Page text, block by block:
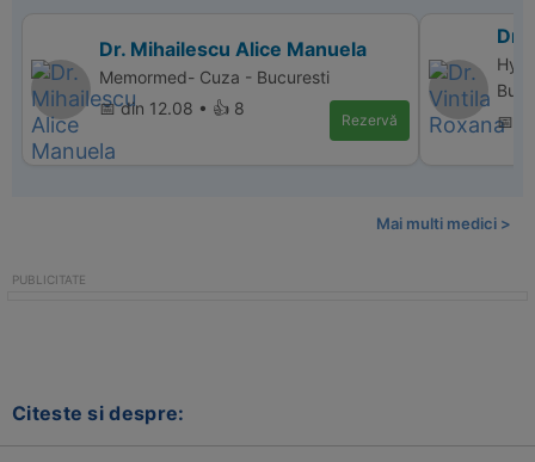
Dr. Mihailescu Alice Manuela
Memormed- Cuza - Bucuresti
📅 din 12.08 • 👍 8
Rezervă
Dr.
📅
Mai multi medici >
Citeste si despre: